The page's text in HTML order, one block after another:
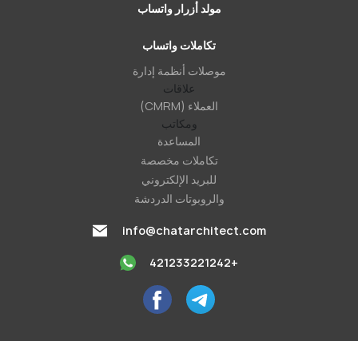
مولد أزرار واتساب
تكاملات واتساب
موصلات أنظمة إدارة
علاقات
العملاء (CMRM)
ومكاتب
المساعدة
تكاملات مخصصة
للبريد الإلكتروني
والروبوتات الدردشة
info@chatarchitect.com
+421233221242